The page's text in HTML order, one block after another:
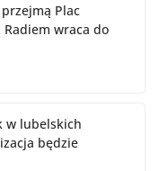
Plac
Radiem wraca do
w lubelskich
będzie